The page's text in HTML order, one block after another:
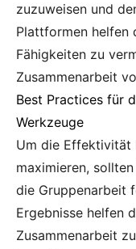
zuzuweisen und
Plattformen helfen
Fähigkeiten zu
Zusammenarbeit
Best Practices für
Werkzeuge
Um die Effektivität
maximieren,
die Gruppenarbeit
Ergebnisse helfen
Zusammenarbeit